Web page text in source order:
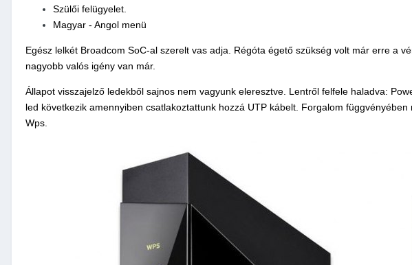
Szülői felügyelet.
Magyar - Angol menü
Egész lelkét Broadcom SoC-al szerelt vas adja. Régóta égető szükség volt már erre a
nagyobb valós igény van már.
Állapot visszajelző ledekből sajnos nem vagyunk eleresztve. Lentről felfele haladva:
led következik amennyiben csatlakoztattunk hozzá UTP kábelt. Forgalom
Wps.